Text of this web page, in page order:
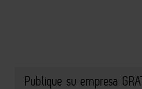
Publique su empresa